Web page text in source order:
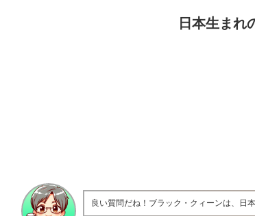
日本生まれ
良い質問だね！ブラック・クィーンは、日